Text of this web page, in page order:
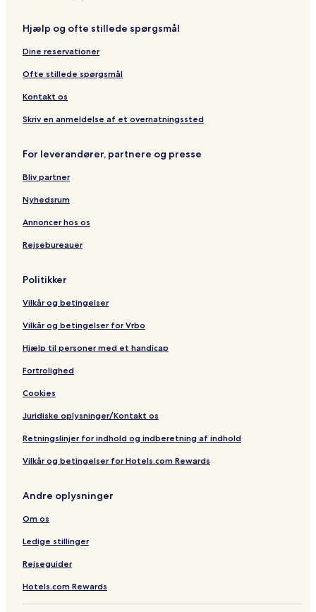
Hjælp og ofte stillede spørgsmål
Dine reservationer
Ofte stillede spørgsmål
Kontakt os
Skriv en anmeldelse af et overnatningssted
For leverandører, partnere og presse
Bliv partner
Nyhedsrum
Annoncer hos os
Rejsebureauer
Politikker
Vilkår og betingelser
Vilkår og betingelser for Vrbo
Hjælp til personer med et handicap
Fortrolighed
Cookies
Juridiske oplysninger/Kontakt os
Retningslinjer for indhold og indberetning af indhold
Vilkår og betingelser for Hotels.com Rewards
Andre oplysninger
Om os
Ledige stillinger
Rejseguider
Hotels.com Rewards